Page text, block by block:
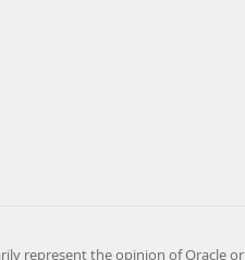
represent the opinion of Oracle or